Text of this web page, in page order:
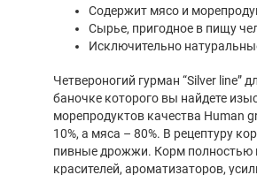
Содержит мясо и
Сырье, пригодное в пищу
Исключительно
Четвероногий гурман “Silver line”
баночке которого вы найдете
морепродуктов качества Human
10%, а мяса – 80%. В рецептуру
пивные дрожжи. Корм полностью
красителей, ароматизаторов,